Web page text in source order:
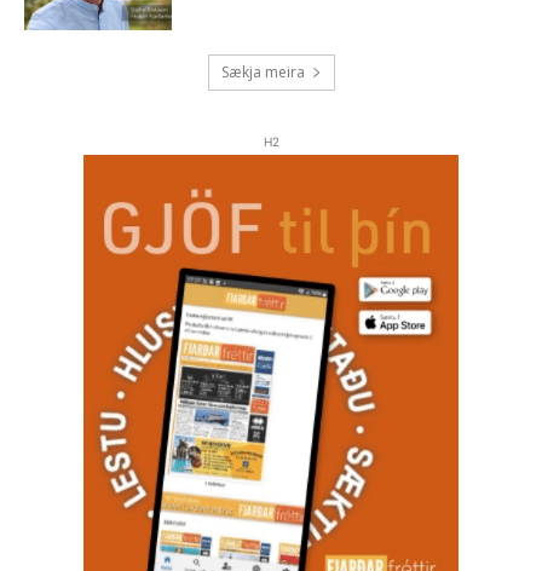
Sækja meira
H2